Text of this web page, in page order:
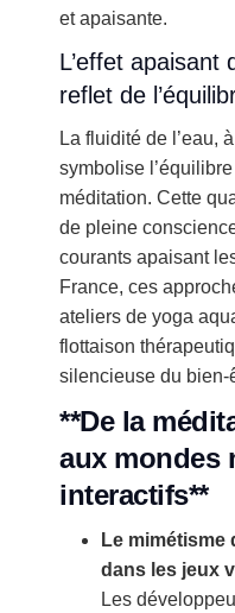
et apaisante.
L’effet apaisant
reflet de
La fluidité de l’eau,
symbolise
méditation. Cette
de pleine
courants apaisant
France, ces
ateliers de yoga
flottaison
silencieuse du bien-
**De la
aux mondes
interactifs**
Le mimétisme
dans les jeux
Les